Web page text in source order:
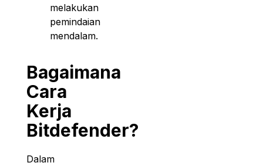
melakukan
pemindaian
mendalam.
Bagaimana
Cara
Kerja
Bitdefender?
Dalam